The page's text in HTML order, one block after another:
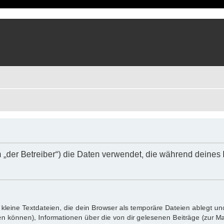
Betreiber“) die Daten verwendet, die während
Textdateien, die dein Browser als temporäre Dateien ablegt
Informationen über die von dir gelesenen Beiträge (zur